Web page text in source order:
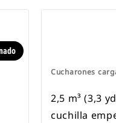
Cucharones
2,5 m³ (3,3
cuchilla